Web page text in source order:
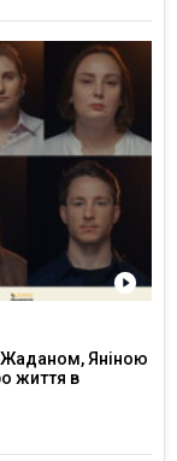
Жаданом, Яніною
життя в